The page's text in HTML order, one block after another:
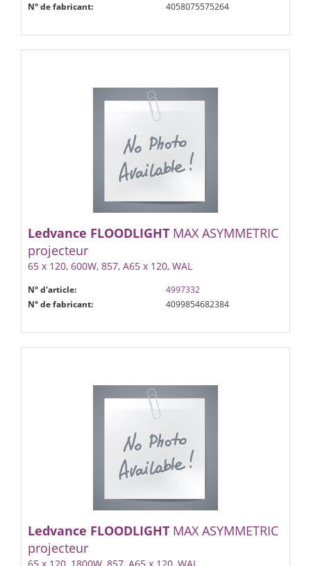
N° de fabricant:
4058075575264
Ledvance FLOODLIGHT MAX ASYMMETRIC
projecteur
65 x 120, 600W, 857, A65 x 120, WAL
N° d'article:
4997332
N° de fabricant:
4099854682384
Ledvance FLOODLIGHT MAX ASYMMETRIC
projecteur